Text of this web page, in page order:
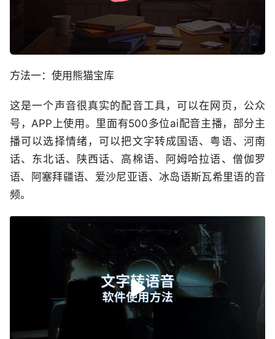
方法一：使用熊猫宝库
这是一个声音很真实的配音工具，可以在网页，公众
号，APP上使用。里面有500多位ai配音主播，部分主
播可以选择情绪，可以把文字转成国语、粤语、河南
话、东北话、陕西话、高棉语、阿姆哈拉语、僧伽罗
语、阿塞拜疆语、爱沙尼亚语、冰岛语斯瓦希里语的音
频。